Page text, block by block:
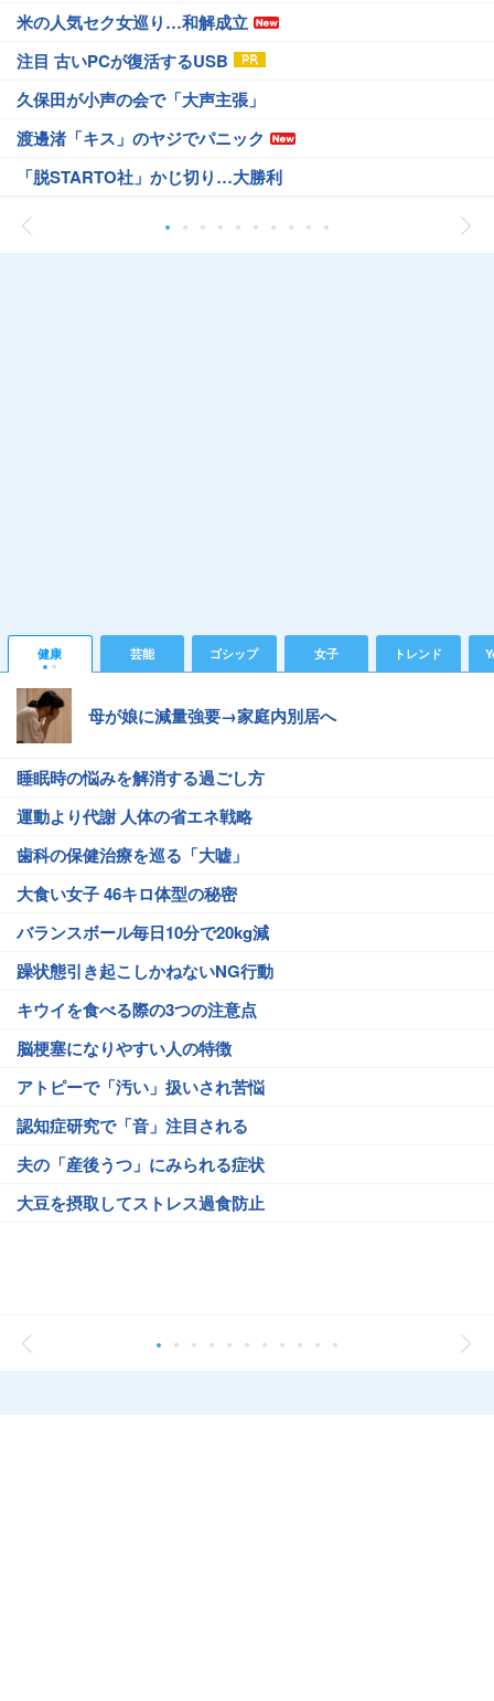
米の人気セク女巡り…和解成立
注目 古いPCが復活するUSB
久保田が小声の会で「大声主張」
渡邊渚「キス」のヤジでパニック
「脱STARTO社」かじ切り…大勝利
健康 芸能 ゴシップ 女子 トレンド
母が娘に減量強要→家庭内別居へ
睡眠時の悩みを解消する過ごし方
運動より代謝 人体の省エネ戦略
歯科の保健治療を巡る「大嘘」
大食い女子 46キロ体型の秘密
バランスボール毎日10分で20kg減
躁状態引き起こしかねないNG行動
キウイを食べる際の3つの注意点
脳梗塞になりやすい人の特徴
アトピーで「汚い」扱いされ苦悩
認知症研究で「音」注目される
夫の「産後うつ」にみられる症状
大豆を摂取してストレス過食防止